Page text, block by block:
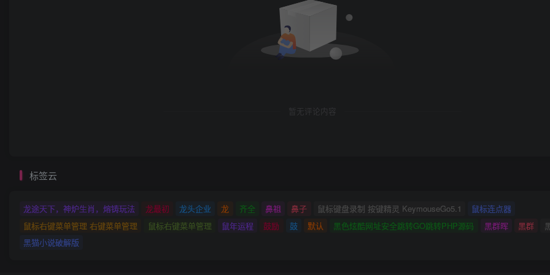
暂无评论内容
标签云
龙途天下，神炉生肖，熔铸玩法 龙最初 龙头企业 龙 齐全 鼻祖 鼻子 鼠标键盘录制 按键精灵 KeymouseGo5.1
鼠标连点器
鼠标右键菜单管理 右键菜单管理
鼠标右键菜单管理 鼠年运程 鼓励 鼓 默认 黑色炫酷网址安全跳转GO跳转PHP源码 黑群晖 黑群
黑猫小说破解版